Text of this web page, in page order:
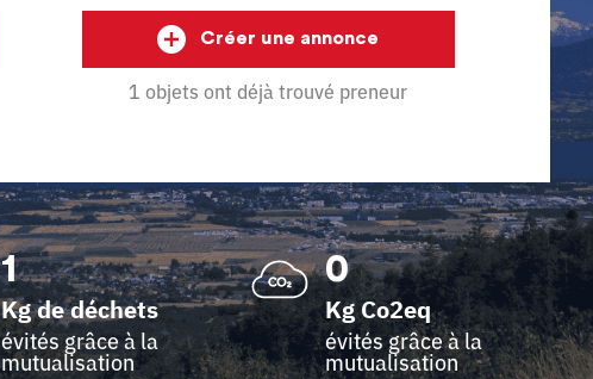
Créer une annonce
1 objets ont déjà trouvé preneur
1
Kg de déchets
évités grâce à la
mutualisation
0
Kg Co2eq
évités grâce à la
mutualisation